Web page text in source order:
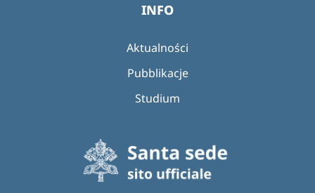
INFO
Aktualności
Pubblikacje
Studium